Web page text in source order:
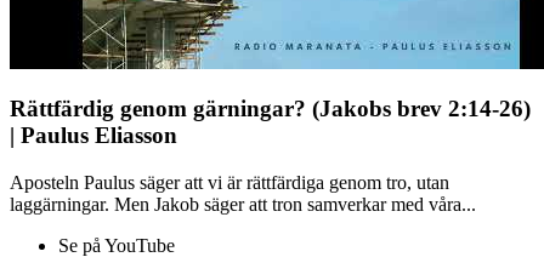
Rättfärdig genom gärningar? (Jakobs brev 2:14-26)
| Paulus Eliasson
Aposteln Paulus säger att vi är rättfärdiga genom tro, utan
laggärningar. Men Jakob säger att tron samverkar med våra...
Se på YouTube